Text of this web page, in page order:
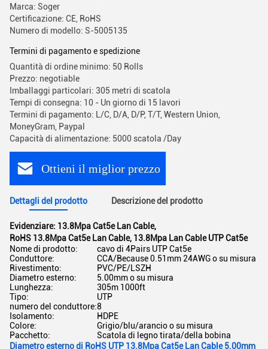
Marca: Soger
Certificazione: CE, RoHS
Numero di modello: S-5005135
Termini di pagamento e spedizione
Quantità di ordine minimo: 50 Rolls
Prezzo: negotiable
Imballaggi particolari: 305 metri di scatola
Tempi di consegna: 10 - Un giorno di 15 lavori
Termini di pagamento: L/C, D/A, D/P, T/T, Western Union,
MoneyGram, Paypal
Capacità di alimentazione: 5000 scatola /Day
Ottieni il miglior prezzo
Dettagli del prodotto Descrizione del prodotto
Evidenziare: 13.8Mpa Cat5e Lan Cable,
RoHS 13.8Mpa Cat5e Lan Cable, 13.8Mpa Lan Cable UTP Cat5e
Nome di prodotto:
cavo di 4Pairs UTP Cat5e
Conduttore:
CCA/Because 0.51mm 24AWG o su misura
Rivestimento:
PVC/PE/LSZH
Diametro esterno:
5.00mm o su misura
Lunghezza:
305m 1000ft
Tipo:
UTP
numero del conduttore:8
Isolamento:
HDPE
Colore:
Grigio/blu/arancio o su misura
Pacchetto:
Scatola di legno tirata/della bobina
Diametro esterno di RoHS UTP 13.8Mpa Cat5e Lan Cable 5.00mm